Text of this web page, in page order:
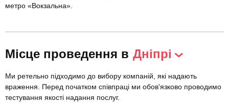
метро «Вокзальна».
Місце проведення в Дніпрі
Ми ретельно підходимо до вибору компаній, які надають
враження. Перед початком співпраці ми обов'язково проводимо
тестування якості надання послуг.